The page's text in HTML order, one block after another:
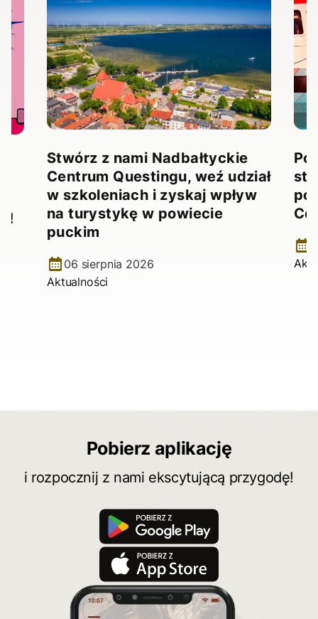
Stwórz z nami Nadbałtyckie
Centrum Questingu, weź udział
w szkoleniach i zyskaj wpływ
na turystykę w powiecie
puckim
06 sierpnia 2026
Aktualności
Pobierz aplikację
i rozpocznij z nami ekscytującą przygodę!